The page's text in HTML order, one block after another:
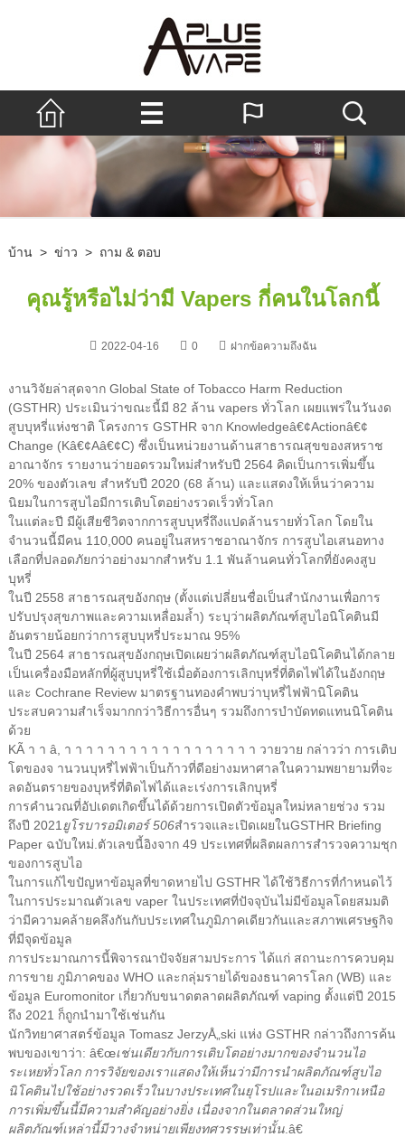
บ้าน > ข่าว > ถาม & ตอบ
คุณรู้หรือไม่ว่ามี Vapers กี่คนในโลกนี้
2022-04-16 0 ฝากข้อความถึงฉัน
งานวิจัยล่าสุดจาก Global State of Tobacco Harm Reduction
(GSTHR) ประเมินว่าขณะนี้มี 82 ล้าน vapers ทั่วโลก เผยแพร่ในวันงด
สูบบุหรี่แห่งชาติ โครงการ GSTHR จาก Knowledgeâ€¢Actionâ€¢
Change (Kâ€¢Aâ€¢C) ซึ่งเป็นหน่วยงานด้านสาธารณสุขของสหราช
อาณาจักร รายงานว่ายอดรวมใหม่สำหรับปี 2564 คิดเป็นการเพิ่มขึ้น
20% ของตัวเลข สำหรับปี 2020 (68 ล้าน) และแสดงให้เห็นว่าความ
นิยมในการสูบไอมีการเติบโตอย่างรวดเร็วทั่วโลก
ในแต่ละปี มีผู้เสียชีวิตจากการสูบบุหรี่ถึงแปดล้านรายทั่วโลก โดยใน
จำนวนนี้มีคน 110,000 คนอยู่ในสหราชอาณาจักร การสูบไอเสนอทาง
เลือกที่ปลอดภัยกว่าอย่างมากสำหรับ 1.1 พันล้านคนทั่วโลกที่ยังคงสูบ
บุหรี่
ในปี 2558 สาธารณสุขอังกฤษ (ตั้งแต่เปลี่ยนชื่อเป็นสำนักงานเพื่อการ
ปรับปรุงสุขภาพและความเหลื่อมล้ำ) ระบุว่าผลิตภัณฑ์สูบไอนิโคตินมี
อันตรายน้อยกว่าการสูบบุหรี่ประมาณ 95%
ในปี 2564 สาธารณสุขอังกฤษเปิดเผยว่าผลิตภัณฑ์สูบไอนิโคตินได้กลาย
เป็นเครื่องมือหลักที่ผู้สูบบุหรี่ใช้เมื่อต้องการเลิกบุหรี่ที่ติดไฟได้ในอังกฤษ
และ Cochrane Review มาตรฐานทองคำพบว่าบุหรี่ไฟฟ้านิโคติน
ประสบความสำเร็จมากกว่าวิธีการอื่นๆ รวมถึงการบำบัดทดแทนนิโคติน
ด้วย
KÃ า า â, า า า า า า า า า า า า า า า า า า วายวาย กล่าวว่า การเติบ
โตของจ านวนบุหรี่ไฟฟ้าเป็นก้าวที่ดีอย่างมหาศาลในความพยายามที่จะ
ลดอันตรายของบุหรี่ที่ติดไฟได้และเร่งการเลิกบุหรี่
การคำนวณที่อัปเดตเกิดขึ้นได้ด้วยการเปิดตัวข้อมูลใหม่หลายช่วง รวม
ถึงปี 2021 ยูโรบารอมิเตอร์ 506สำรวจและเปิดเผยในGSTHR Briefing
Paper ฉบับใหม่ ตัวเลขนี้อิงจาก 49 ประเทศที่ผลิตผลการสำรวจความชุก
ของการสูบไอ
ในการแก้ไขปัญหาข้อมูลที่ขาดหายไป GSTHR ได้ใช้วิธีการที่กำหนดไว้
ในการประมาณตัวเลข vaper ในประเทศที่ปัจจุบันไม่มีข้อมูลโดยสมมติ
ว่ามีความคล้ายคลึงกันกับประเทศในภูมิภาคเดียวกันและสภาพเศรษฐกิจ
ที่มีจุดข้อมูล
การประมาณการนี้พิจารณาปัจจัยสามประการ ได้แก่ สถานะการควบคุม
การขาย ภูมิภาคของ WHO และกลุ่มรายได้ของธนาคารโลก (WB) และ
ข้อมูล Euromonitor เกี่ยวกับขนาดตลาดผลิตภัณฑ์ vaping ตั้งแต่ปี 2015
ถึง 2021 ก็ถูกนำมาใช้เช่นกัน
นักวิทยาศาสตร์ข้อมูล Tomasz JerzyÅ„ski แห่ง GSTHR กล่าวถึงการค้น
พบของเขาว่า: â€œเช่นเดียวกับการเติบโตอย่างมากของจำนวนไอ
ระเหยทั่วโลก การวิจัยของเราแสดงให้เห็นว่ามีการนำผลิตภัณฑ์สูบไอ
นิโคตินไปใช้อย่างรวดเร็วในบางประเทศในยุโรปและในอเมริกาเหนือ
การเพิ่มขึ้นนี้มีความสำคัญอย่างยิ่ง เนื่องจากในตลาดส่วนใหญ่
ผลิตภัณฑ์เหล่านี้มีวางจำหน่ายเพียงทศวรรษเท่านั้น.â€